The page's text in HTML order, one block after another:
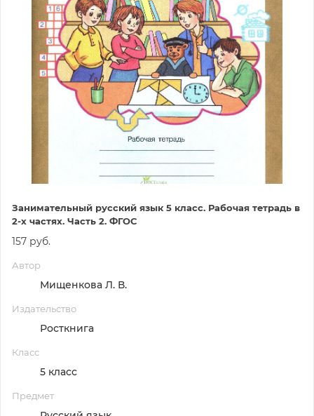
Занимательный русский язык 5 класс. Рабочая тетрадь в
2-х частях. Часть 2. ФГОС
157 руб.
Автор
Мищенкова Л. В.
Издательство
Росткнига
Класс
5 класс
Предмет